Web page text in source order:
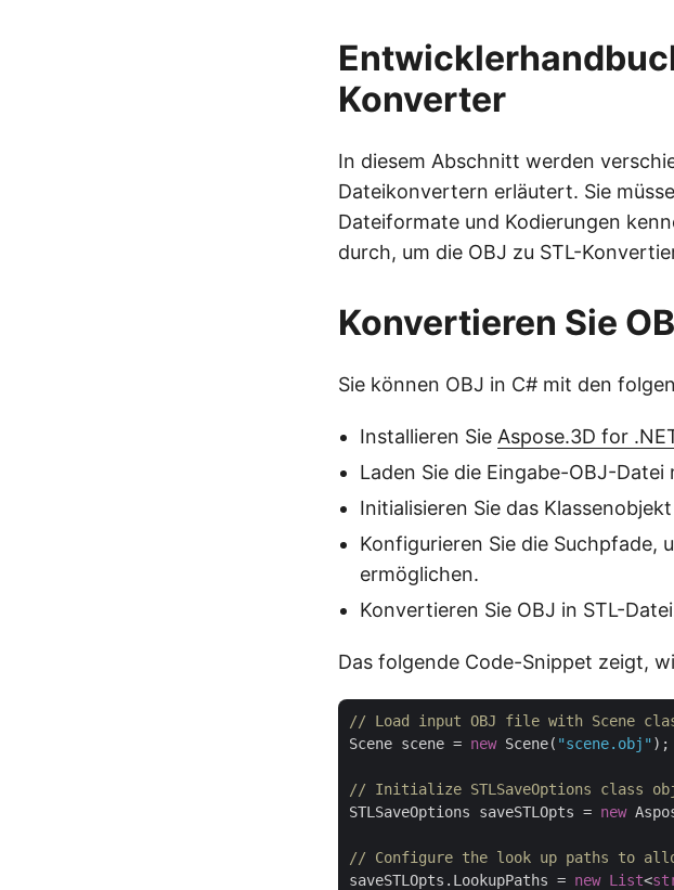
Konverter
In diesem Abschnitt werden
Dateikonvertern erläutert. Sie
Dateiformate und Kodierungen
durch, um die OBJ zu STL-
Konvertieren Sie
Sie können OBJ in C# mit den
Installieren Sie Aspose.3D for
Laden Sie die Eingabe-OBJ-Datei
Initialisieren Sie das Klassenobjekt
Konfigurieren Sie die Suchpfade,
ermöglichen.
Konvertieren Sie OBJ in STL-
Das folgende Code-Snippet zeigt,
// Load input OBJ file with Scene
Scene scene = new Scene( "scene.obj" );
// Initialize STLSaveOptions class
STLSaveOptions saveSTLOpts = new
// Configure the look up paths to
saveSTLOpts.LookupPaths = new List<